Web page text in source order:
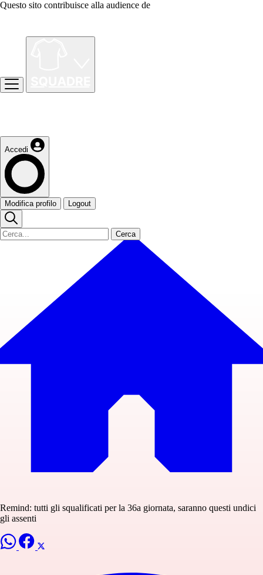
Questo sito contribuisce alla audience de
Accedi
Modifica profilo Logout
Cerca
Remind: tutti gli squalificati per la 36a giornata, saranno questi undici
gli assenti